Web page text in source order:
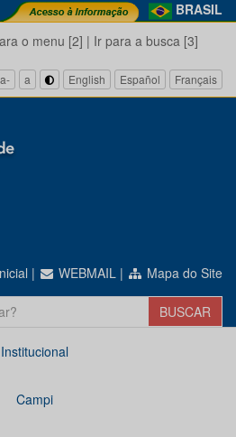
BRASIL
o menu [2] | Ir para a busca [3]
a- a English Español Français
| WEBMAIL | Mapa do Site
Institucional
Campi